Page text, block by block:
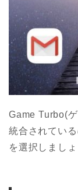
Game Turbo(
統合されてい
を選択しましょ